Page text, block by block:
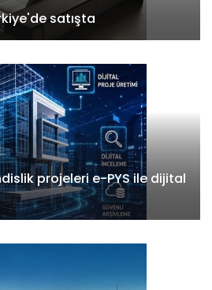
satışta
projeleri e-PYS ile dijital